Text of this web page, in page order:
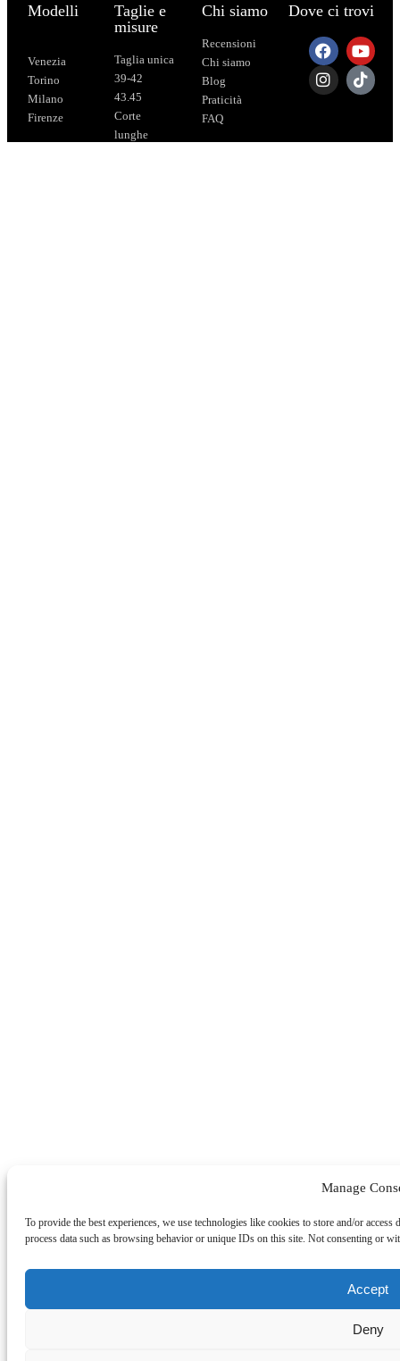
Manage
To provide the best experiences, we use technologies like cookies to store and/or
process data such as browsing behavior or unique IDs on this site. Not consenting or
Accept
Deny
Modelli
Venezia
Torino
Milano
Firenze
Taglie e
misure
Taglia unica
39-42
43.45
Corte
lunghe
Chi siamo
Recensioni
Chi siamo
Blog
Praticità
FAQ
Dove ci trovi